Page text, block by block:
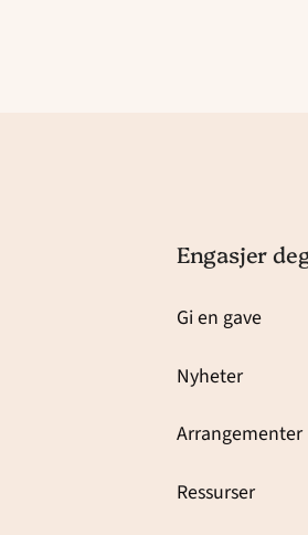
Engasjer
Gi en gave
Nyheter
Arrangementer
Ressurser